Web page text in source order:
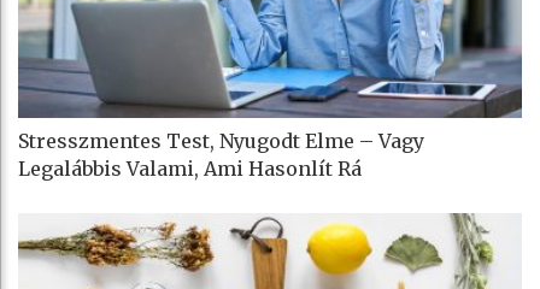
Stresszmentes Test, Nyugodt Elme – Vagy
Legalábbis Valami, Ami Hasonlít Rá